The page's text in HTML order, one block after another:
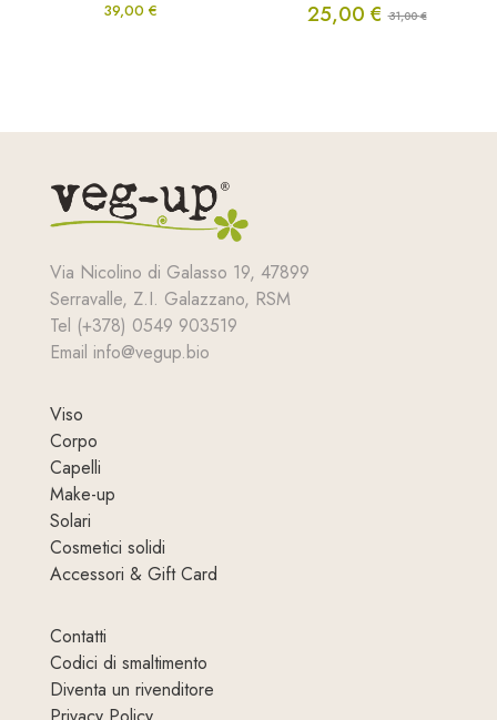
39,00 € 31,00€
25,00 €
Via Nicolino di Galasso 19, 47899
Serravalle, Z.I. Galazzano, RSM
Tel (+378) 0549 903519
Email info@vegup.bio
Viso
Corpo
Capelli
Make-up
Solari
Cosmetici solidi
Accessori & Gift Card
Contatti
Codici di smaltimento
Diventa un rivenditore